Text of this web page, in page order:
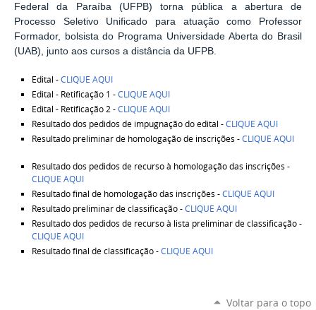
Federal da Paraíba (UFPB) torna pública a abertura de
Processo Seletivo Unificado para atuação como Professor
Formador, bolsista do Programa Universidade Aberta do Brasil
(UAB), junto aos cursos a distância da UFPB.
Edital -CLIQUE AQUI
Edital - Retificação 1 -CLIQUE AQUI
Edital - Retificação 2 -CLIQUE AQUI
Resultado dos pedidos de impugnação do edital -CLIQUE AQUI
Resultado preliminar de homologação de inscrições -CLIQUE AQUI
Resultado dos pedidos de recurso à homologação das inscrições -
CLIQUE AQUI
Resultado final de homologação das inscrições -CLIQUE AQUI
Resultado preliminar de classificação -CLIQUE AQUI
Resultado dos pedidos de recurso à lista preliminar de classificação -
CLIQUE AQUI
Resultado final de classificação -CLIQUE AQUI
Voltar para o topo